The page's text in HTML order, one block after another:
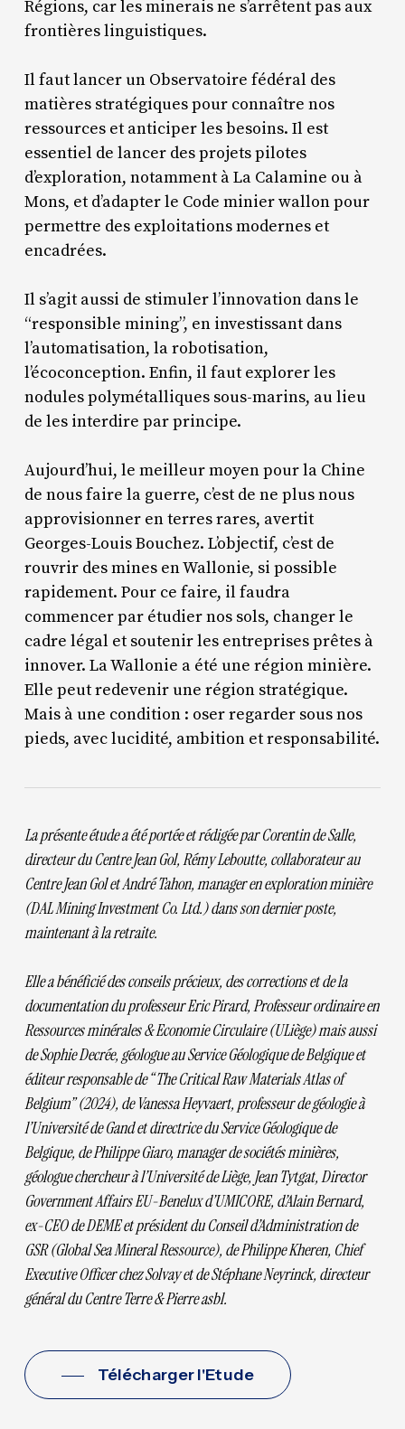
Régions, car les minerais ne s’arrêtent pas aux
frontières linguistiques.
Il faut lancer un Observatoire fédéral des
matières stratégiques pour connaître nos
ressources et anticiper les besoins. Il est
essentiel de lancer des projets pilotes
d’exploration, notamment à La Calamine ou à
Mons, et d’adapter le Code minier wallon pour
permettre des exploitations modernes et
encadrées.
Il s’agit aussi de stimuler l’innovation dans le
“responsible mining”, en investissant dans
l’automatisation, la robotisation,
l’écoconception. Enfin, il faut explorer les
nodules polymétalliques sous-marins, au lieu
de les interdire par principe.
Aujourd’hui, le meilleur moyen pour la Chine
de nous faire la guerre, c’est de ne plus nous
approvisionner en terres rares, avertit
Georges-Louis Bouchez. L’objectif, c’est de
rouvrir des mines en Wallonie, si possible
rapidement. Pour ce faire, il faudra
commencer par étudier nos sols, changer le
cadre légal et soutenir les entreprises prêtes à
innover. La Wallonie a été une région minière.
Elle peut redevenir une région stratégique.
Mais à une condition : oser regarder sous nos
pieds, avec lucidité, ambition et responsabilité.
La présente étude a été portée et rédigée par Corentin de Salle,
directeur du Centre Jean Gol, Rémy Leboutte, collaborateur au
Centre Jean Gol et André Tahon, manager en exploration minière
(DAL Mining Investment Co. Ltd.) dans son dernier poste,
maintenant à la retraite.
Elle a bénéficié des conseils précieux, des corrections et de la
documentation du professeur Eric Pirard, Professeur ordinaire en
Ressources minérales & Economie Circulaire (ULiège) mais aussi
de Sophie Decrée, géologue au Service Géologique de Belgique et
éditeur responsable de “The Critical Raw Materials Atlas of
Belgium” (2024), de Vanessa Heyvaert, professeur de géologie à
l’Université de Gand et directrice du Service Géologique de
Belgique, de Philippe Giaro, manager de sociétés minières,
géologue chercheur à l’Université de Liège, Jean Tytgat, Director
Government Affairs EU-Benelux d’UMICORE, d’Alain Bernard,
ex-CEO de DEME et président du Conseil d’Administration de
GSR (Global Sea Mineral Ressource), de Philippe Kheren, Chief
Executive Officer chez Solvay et de Stéphane Neyrinck, directeur
général du Centre Terre & Pierre asbl.
Télécharger l'Etude